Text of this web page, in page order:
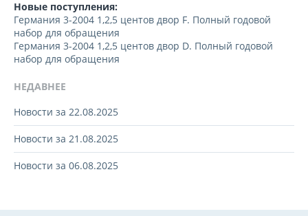
Новые поступления:
Германия 3-2004 1,2,5 центов двор F. Полный годовой
набор для обращения
Германия 3-2004 1,2,5 центов двор D. Полный годовой
набор для обращения
НЕДАВНЕЕ
Новости за 22.08.2025
Новости за 21.08.2025
Новости за 06.08.2025